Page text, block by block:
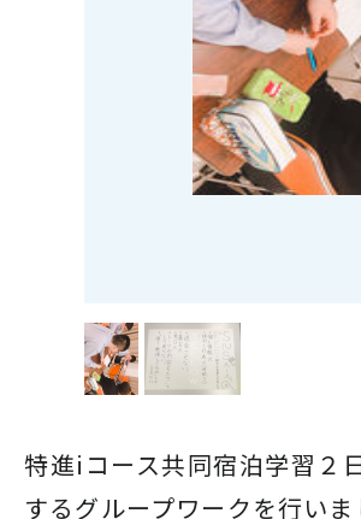
特進iコース共同宿泊学習２
するグループワークを行いま